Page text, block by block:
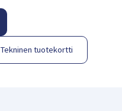
Tekninen tuotekortti